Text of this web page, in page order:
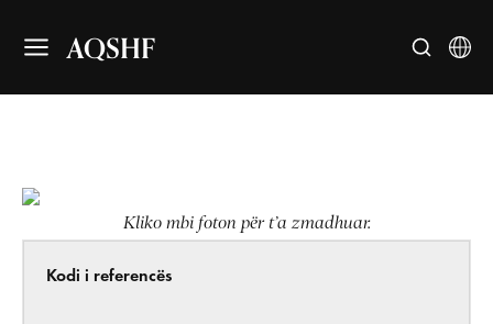
AQSHF
Kliko mbi foton për t’a zmadhuar.
Kodi i referencës